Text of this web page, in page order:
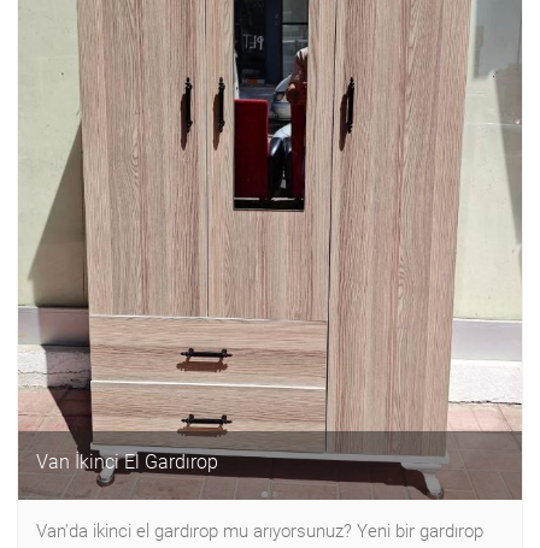
Van İkinci El Gardırop
Van'da ikinci el gardırop mu arıyorsunuz? Yeni bir gardırop